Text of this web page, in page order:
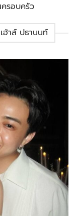
รอบครัว
ฮ้าส์ ปธานนท์